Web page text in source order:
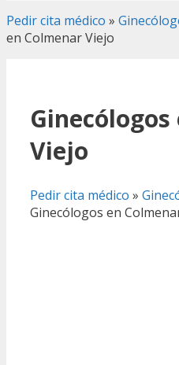
Pedir cita médico »
en Colmenar Viejo
Viejo
Pedir cita médico »
Ginecólogos en